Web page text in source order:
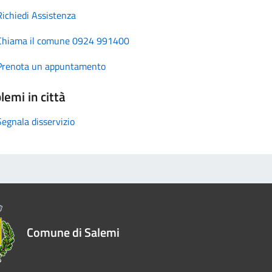
Assistenza
il comune 0924 991400
un appuntamento
in città
disservizio
Comune di Salemi